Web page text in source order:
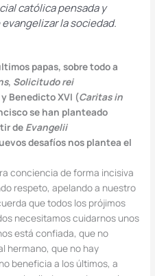
católica pensada y
la sociedad.
papas, sobre todo a
, Solicitudo rei
Benedicto XVI (Caritas in
se han planteado
de Evangelii
desafíos nos plantea el
conciencia de forma incisiva
respeto, apelando a nuestro
que todos los prójimos
necesitamos cuidarnos unos
está confiada, que no
hermano, que no hay
beneficia a los últimos, a